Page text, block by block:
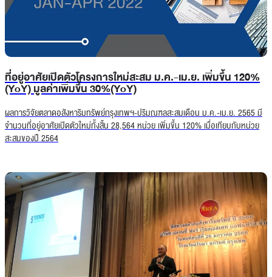
ที่อยู่อาศัยเปิดตัวโครงการใหม่สะสม ม.ค.-เม.ย. เพิ่มขึ้น 120%
(YoY) มูลค่าเพิ่มขึ้น 30%(YoY)
ผลการวิจัยตลาดอสังหาริมทรัพย์กรุงเทพฯ-ปริมณฑลสะสมเดือน ม.ค.-เม.ย. 2565 มี
จำนวนที่อยู่อาศัยเปิดตัวใหม่ทั้งสิ้น 28,564 หน่วย เพิ่มขึ้น 120% เมื่อเทียบกับหน่วย
สะสมของปี 2564